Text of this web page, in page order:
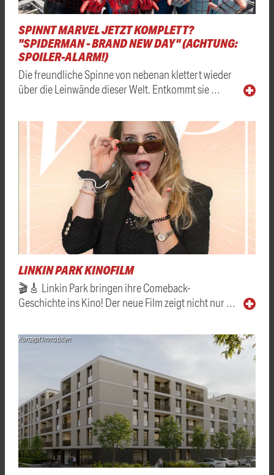
SPINNT MARVEL JETZT KOMPLETT?
"SPIDERMAN - BRAND NEW DAY" (ACHTUNG:
SPOILER-ALARM!)
Die freundliche Spinne von nebenan klettert wieder
über die Leinwände dieser Welt. Entkommt sie …
LINKIN PARK KINOFILM
🎬🎸 Linkin Park bringen ihre Comeback-
Geschichte ins Kino! Der neue Film zeigt nicht nur …
Konzept Immobilien